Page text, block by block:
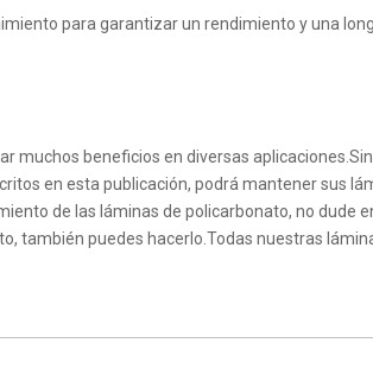
para garantizar un rendimiento y una
muchos beneficios en diversas
en esta publicación, podrá mantener sus
de las láminas de policarbonato, no dude
también puedes hacerlo.Todas nuestras